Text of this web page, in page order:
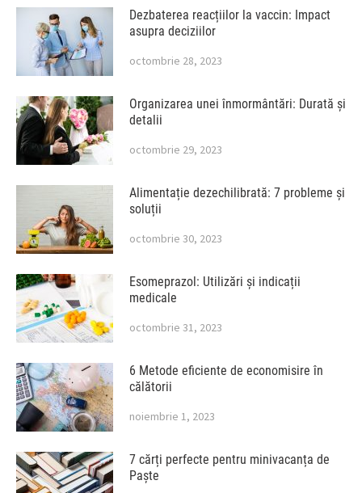
Dezbaterea reacțiilor la vaccin: Impact
asupra deciziilor
octombrie 28, 2023
Organizarea unei înmormântări: Durată și
detalii
octombrie 29, 2023
Alimentație dezechilibrată: 7 probleme și
soluții
octombrie 30, 2023
Esomeprazol: Utilizări și indicații
medicale
octombrie 31, 2023
6 Metode eficiente de economisire în
călătorii
noiembrie 1, 2023
7 cărți perfecte pentru minivacanța de
Paște